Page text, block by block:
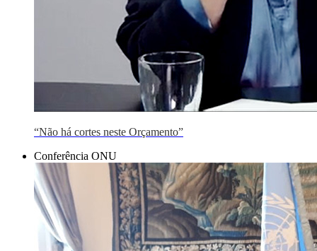
“Não há cortes neste Orçamento”
Conferência ONU